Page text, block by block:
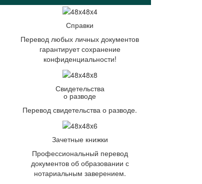
Справки
Перевод любых личных документов
гарантирует сохранение
конфиденциальности!
Свидетельства
о разводе
Перевод свидетельства о разводе.
Зачетные книжки
Профессиональный перевод
документов об образовании с
нотариальным заверением.